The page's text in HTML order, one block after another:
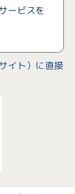
ービスを
イト）に直接